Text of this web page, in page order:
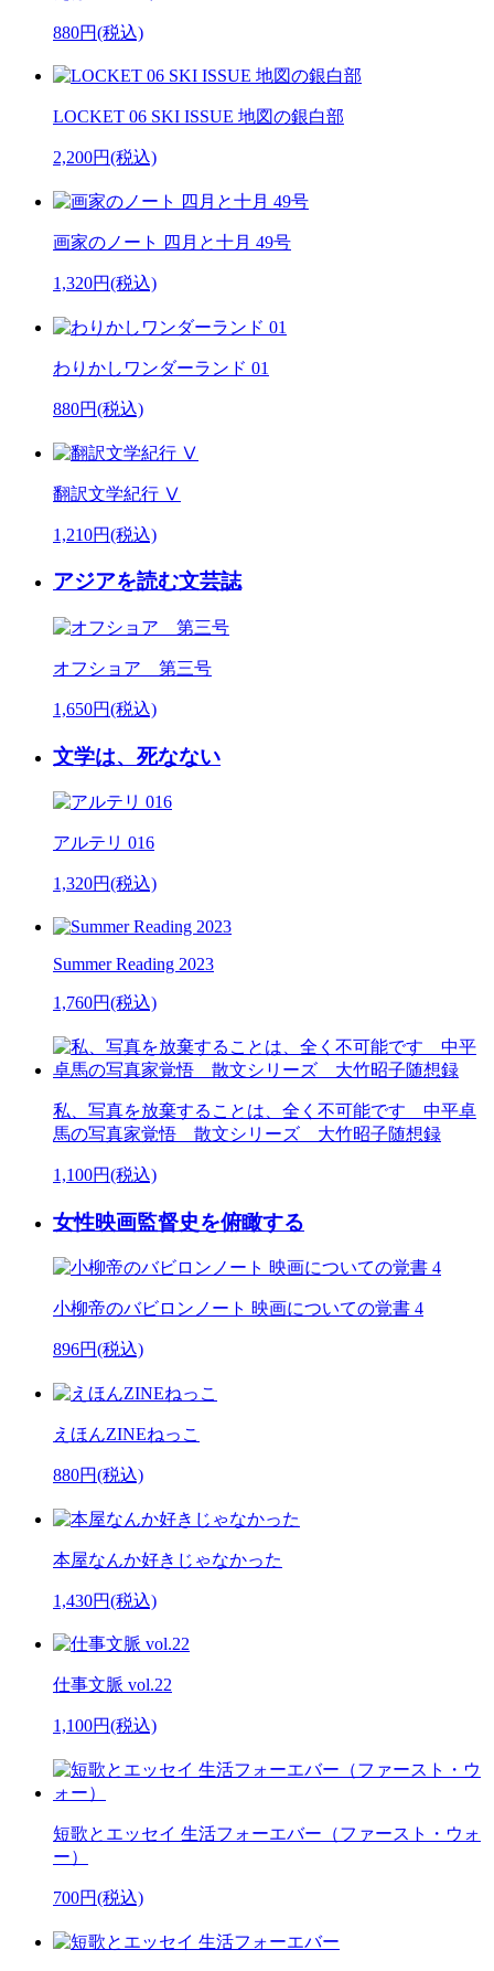
880円(税込)
LOCKET 06 SKI ISSUE 地図の銀白部
2,200円(税込)
画家のノート 四月と十月 49号
1,320円(税込)
わりかしワンダーランド 01
880円(税込)
翻訳文学紀行 Ⅴ
1,210円(税込)
アジアを読む文芸誌
オフショア 第三号
1,650円(税込)
文学は、死なない
アルテリ 016
1,320円(税込)
Summer Reading 2023
1,760円(税込)
私、写真を放棄することは、全く不可能です 中平卓
馬の写真家覚悟 散文シリーズ 大竹昭子随想録
1,100円(税込)
女性映画監督史を俯瞰する
小柳帝のバビロンノート 映画についての覚書 4
896円(税込)
えほんZINEねっこ
880円(税込)
本屋なんか好きじゃなかった
1,430円(税込)
仕事文脈 vol.22
1,100円(税込)
短歌とエッセイ 生活フォーエバー（ファースト・ウォ
ー）
700円(税込)